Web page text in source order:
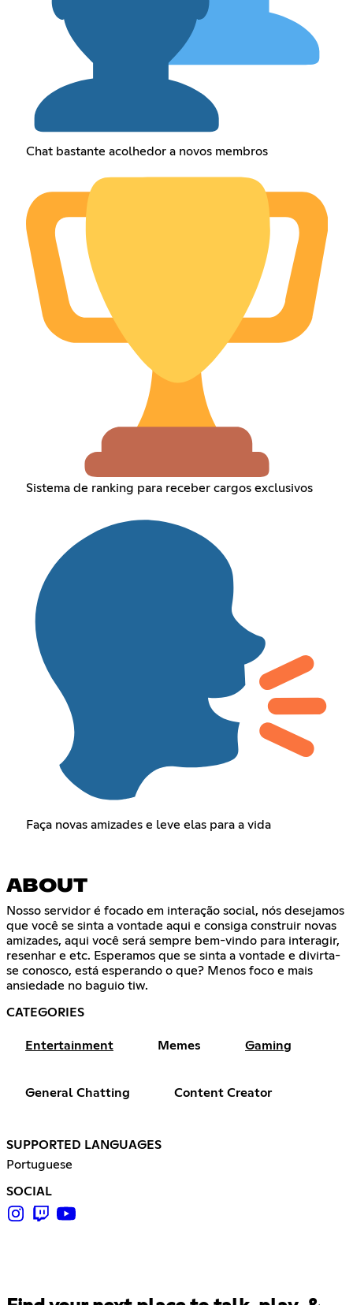
Chat bastante acolhedor a novos membros
Sistema de ranking para receber cargos exclusivos
Faça novas amizades e leve elas para a vida
ABOUT
Nosso servidor é focado em interação social, nós desejamos
que você se sinta a vontade aqui e consiga construir novas
amizades, aqui você será sempre bem-vindo para interagir,
resenhar e etc. Esperamos que se sinta a vontade e divirta-
se conosco, está esperando o que? Menos foco e mais
ansiedade no baguio tiw.
CATEGORIES
Entertainment Memes Gaming
General Chatting Content Creator
SUPPORTED LANGUAGES
Portuguese
SOCIAL